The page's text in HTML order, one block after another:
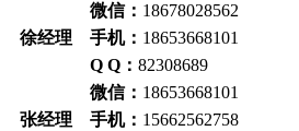
微信： 18678028562
徐经理 手机： 18653668101
Q Q： 82308689
微信： 18653668101
张经理 手机： 15662562758